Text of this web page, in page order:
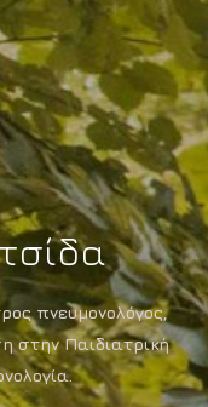
πνευμονολόγος,
στην Παιδιατρική